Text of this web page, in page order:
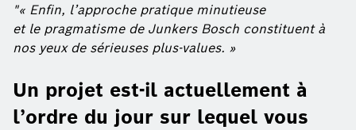
"« Enfin, l’approche pratique minutieuse
et le pragmatisme de Junkers Bosch constituent à
nos yeux de sérieuses plus-values. »
Un projet est-il actuellement à
l’ordre du jour sur lequel vous